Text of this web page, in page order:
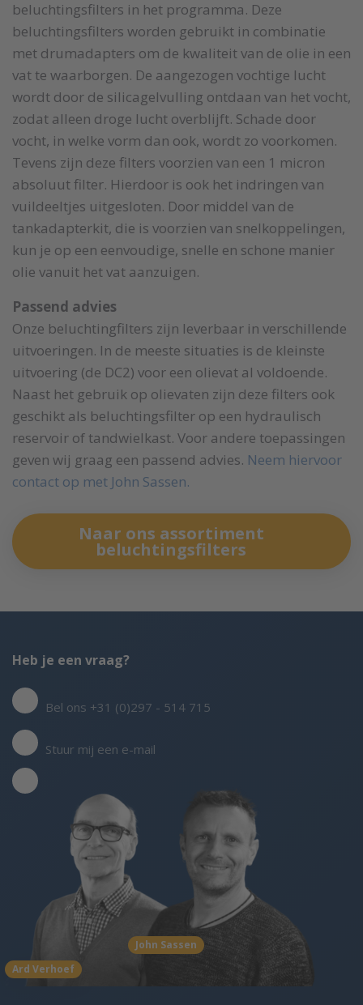
beluchtingsfilters in het programma. Deze
beluchtingsfilters worden gebruikt in combinatie
met drumadapters om de kwaliteit van de olie in een
vat te waarborgen. De aangezogen vochtige lucht
wordt door de silicagelvulling ontdaan van het vocht,
zodat alleen droge lucht overblijft. Schade door
vocht, in welke vorm dan ook, wordt zo voorkomen.
Tevens zijn deze filters voorzien van een 1 micron
absoluut filter. Hierdoor is ook het indringen van
vuildeeltjes uitgesloten. Door middel van de
tankadapterkit, die is voorzien van snelkoppelingen,
kun je op een eenvoudige, snelle en schone manier
olie vanuit het vat aanzuigen.
Passend advies
Onze beluchtingfilters zijn leverbaar in verschillende
uitvoeringen. In de meeste situaties is de kleinste
uitvoering (de DC2) voor een olievat al voldoende.
Naast het gebruik op olievaten zijn deze filters ook
geschikt als beluchtingsfilter op een hydraulisch
reservoir of tandwielkast. Voor andere toepassingen
geven wij graag een passend advies. Neem hiervoor
contact op met John Sassen.
Naar ons assortiment
beluchtingsfilters
Ard Verhoef
John Sassen
Heb je een vraag?
Bel ons +31 (0)297 - 514 715
Stuur mij een e-mail